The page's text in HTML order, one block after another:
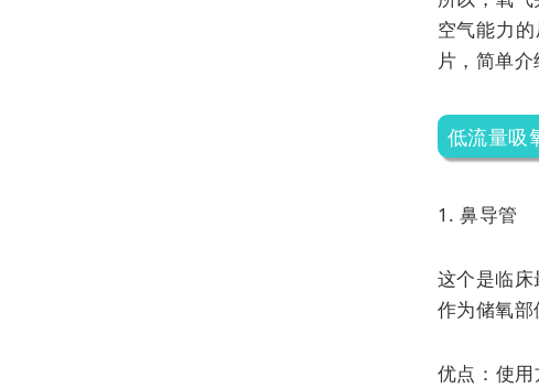
空气能力
片，简单
低流量吸
1. 鼻导管
这个是临床
作为储氧部
优点：使用